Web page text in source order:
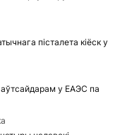
пісталета кіёск у
у ЕАЭС па